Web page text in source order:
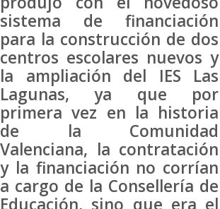
sistema de financiación
para la construcción de dos
centros escolares nuevos y
la ampliación del IES Las
Lagunas, ya que por
primera vez en la historia
de la Comunidad
Valenciana, la contratación
y la financiación no corrían
a cargo de la Consellería de